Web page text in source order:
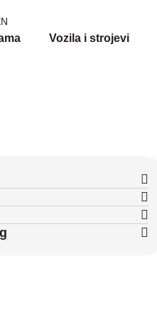
Vozila i strojevi